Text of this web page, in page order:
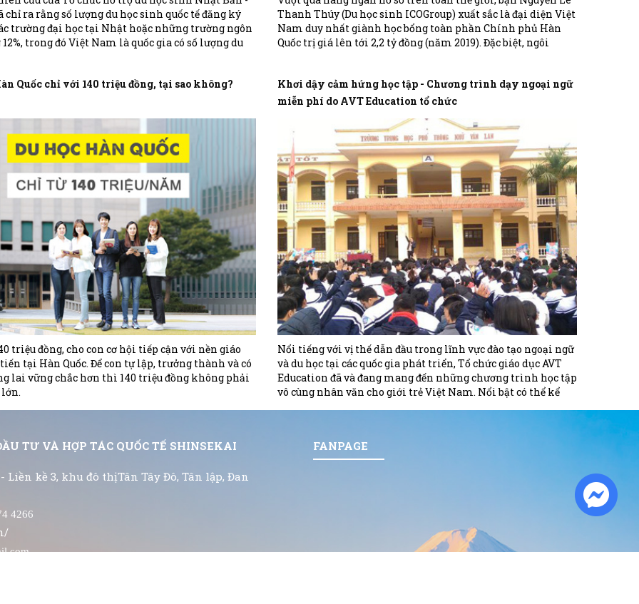
chỉ ra rằng số lượng du học sinh quốc tế đăng ký
trường đại học tại Nhật hoặc những trường ngôn
trong đó Việt Nam là quốc gia có số lượng du
Thanh Thúy (Du học sinh ICOGroup) xuất sắc là đại diện Việt
Nam duy nhất giành học bổng toàn phần Chính phủ Hàn
Quốc trị giá lên tới 2,2 tỷ đồng (năm 2019). Đặc biệt, ngôi
Quốc chỉ với 140 triệu đồng, tại sao không?
triệu đồng, cho con cơ hội tiếp cận với nền giáo
tại Hàn Quốc. Để con tự lập, trưởng thành và có
lai vững chắc hơn thì 140 triệu đồng không phải
lớn.
Khơi dậy cảm hứng học tập - Chương trình dạy ngoại ngữ
miễn phí do AVT Education tổ chức
Nổi tiếng với vị thế dẫn đầu trong lĩnh vực đào tạo ngoại ngữ
và du học tại các quốc gia phát triển, Tổ chức giáo dục AVT
Education đã và đang mang đến những chương trình học tập
vô cùng nhân văn cho giới trẻ Việt Nam. Nổi bật có thể kể
TƯ VÀ HỢP TÁC QUỐC TẾ SHINSEKAI
Liền kề 3, khu đô thịTân Tây Đô, Tân lập, Đan
4266
FANPAGE